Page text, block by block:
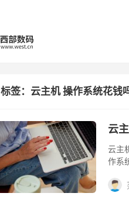
标签：云主机 操作系统花钱
云
云主
作系